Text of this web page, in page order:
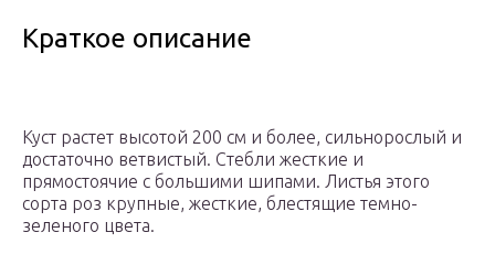
Краткое описание
Куст растет высотой 200 см и более, сильнорослый и
достаточно ветвистый. Стебли жесткие и
прямостоячие с большими шипами. Листья этого
сорта роз крупные, жесткие, блестящие темно-
зеленого цвета.